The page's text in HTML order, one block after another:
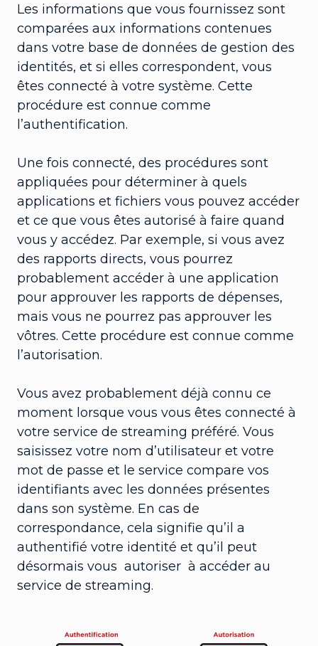
Les informations que vous fournissez sont
comparées aux informations contenues
dans votre base de données de gestion des
identités, et si elles correspondent, vous
êtes connecté à votre système. Cette
procédure est connue comme
l’authentification.
Une fois connecté, des procédures sont
appliquées pour déterminer à quels
applications et fichiers vous pouvez accéder
et ce que vous êtes autorisé à faire quand
vous y accédez. Par exemple, si vous avez
des rapports directs, vous pourrez
probablement accéder à une application
pour approuver les rapports de dépenses,
mais vous ne pourrez pas approuver les
vôtres. Cette procédure est connue comme
l’autorisation.
Vous avez probablement déjà connu ce
moment lorsque vous vous êtes connecté à
votre service de streaming préféré. Vous
saisissez votre nom d’utilisateur et votre
mot de passe et le service compare vos
identifiants avec les données présentes
dans son système. En cas de
correspondance, cela signifie qu’il a
authentifié votre identité et qu’il peut
désormais vous autoriser à accéder au
service de streaming.